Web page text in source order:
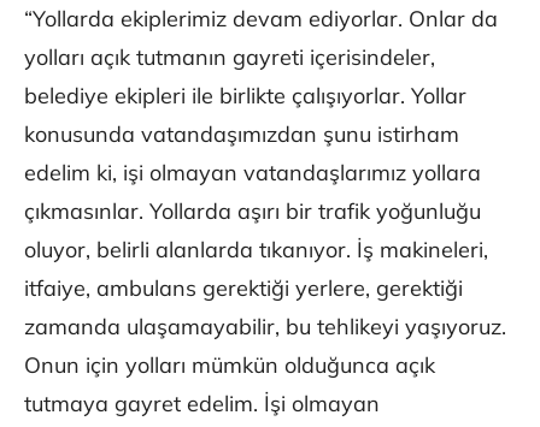
“Yollarda ekiplerimiz devam ediyorlar. Onlar da
yolları açık tutmanın gayreti içerisindeler,
belediye ekipleri ile birlikte çalışıyorlar. Yollar
konusunda vatandaşımızdan şunu istirham
edelim ki, işi olmayan vatandaşlarımız yollara
çıkmasınlar. Yollarda aşırı bir trafik yoğunluğu
oluyor, belirli alanlarda tıkanıyor. İş makineleri,
itfaiye, ambulans gerektiği yerlere, gerektiği
zamanda ulaşamayabilir, bu tehlikeyi yaşıyoruz.
Onun için yolları mümkün olduğunca açık
tutmaya gayret edelim. İşi olmayan